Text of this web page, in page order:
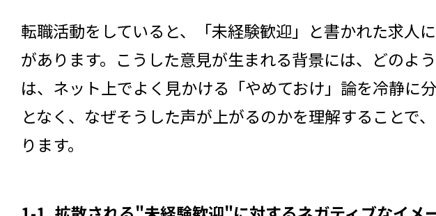
転職活動をしていると、「未経験歓迎」と書かれた求人
があります。こうした意見が生まれる背景には、どのよ
は、ネット上でよく見かける「やめておけ」論を冷静に
となく、なぜそうした声が上がるのかを理解することで
ります。